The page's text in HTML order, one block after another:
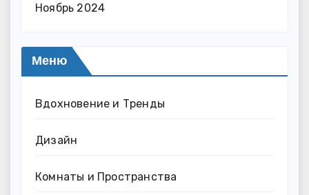
Ноябрь 2024
Меню
Вдохновение и Тренды
Дизайн
Комнаты и Пространства